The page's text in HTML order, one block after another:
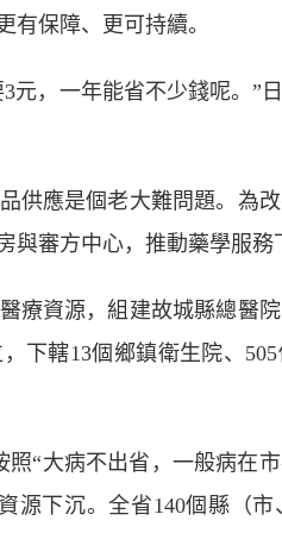
有保障、更可持續。
，一年能省不少錢呢。”
應是個老大難問題。為改
審方中心，推動藥學服務
資源，組建故城縣總醫院
下轄13個鄉鎮衛生院、
大病不出省，一般病在市
源下沉。全省140個縣（